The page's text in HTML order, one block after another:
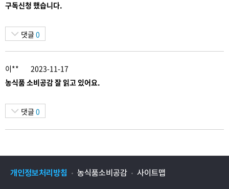
구독신청 했습니다.
댓글 0
이**
2023-11-17
농식품 소비공감 잘 읽고 있어요.
댓글 0
개인정보처리방침 농식품소비공감 사이트맵